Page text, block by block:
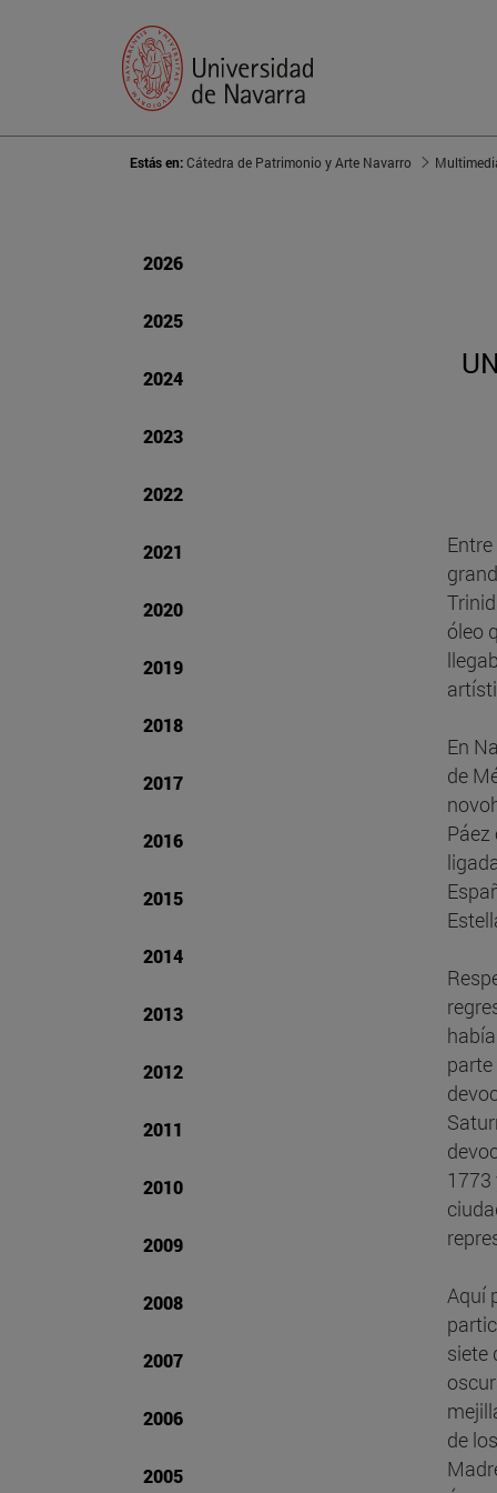
Estás en:Cátedra de Patrimonio y Arte Navarro
2026
2025
2024
2023
2022
2021
2020
2019
2018
2017
2016
2015
2014
2013
2012
2011
2010
2009
2008
2007
2006
2005
óleo
En
de
1773
Aquí
siete
de